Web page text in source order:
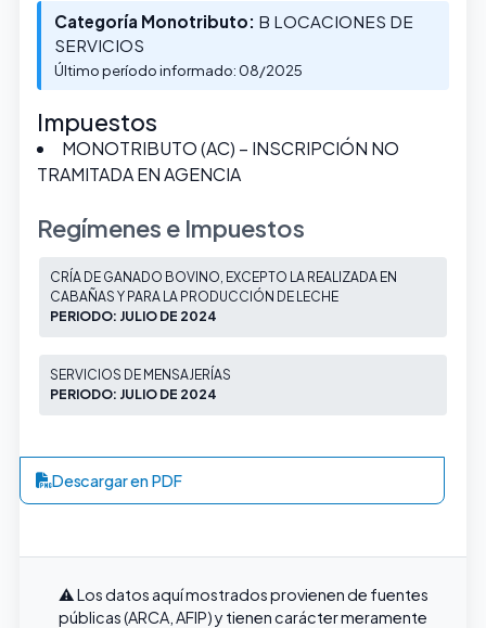
Categoría Monotributo: B LOCACIONES DE
SERVICIOS
Último período informado: 08/2025
Impuestos
MONOTRIBUTO (AC) – INSCRIPCIÓN NO
TRAMITADA EN AGENCIA
Regímenes e Impuestos
CRÍA DE GANADO BOVINO, EXCEPTO LA REALIZADA EN
CABAÑAS Y PARA LA PRODUCCIÓN DE LECHE
PERIODO: JULIO DE 2024
SERVICIOS DE MENSAJERÍAS
PERIODO: JULIO DE 2024
Descargar en PDF
⚠️ Los datos aquí mostrados provienen de fuentes
públicas (ARCA, AFIP) y tienen carácter meramente